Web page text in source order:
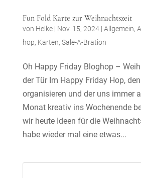
Fun Fold Karte zur Weihnachtszeit
von Helke| Nov. 15, 2024| Allgemein,
hop, Karten, Sale-A-Bration
Oh Happy Friday Bloghop –
der Tür Im Happy Friday Hop,
organisieren und der uns immer
Monat kreativ ins Wochenende
wir heute Ideen für die
habe wieder mal eine etwas...